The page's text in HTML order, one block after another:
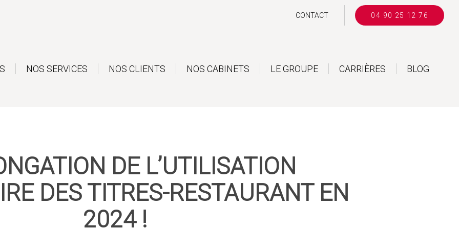
CONTACT 04 90 25 12 76
NOS SERVICES NOS CLIENTS NOS CABINETS LE GROUPE CARRIÈRES BLOG
DE L’UTILISATION
DES TITRES-RESTAURANT EN
2024 !